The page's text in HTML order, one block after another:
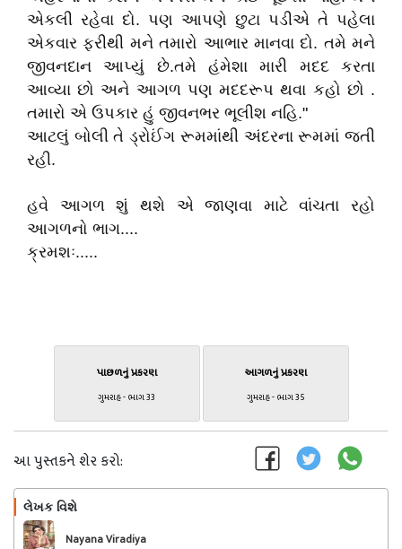
એકલી રહેવા દો. પણ આપણે છુટા પડીએ તે પહેલા
એકવાર ફરીથી મને તમારો આભાર માનવા દો. તમે મને
જીવનદાન આપ્યું છે.તમે હંમેશા મારી મદદ કરતા
આવ્યા છો અને આગળ પણ મદદરૂપ થવા કહો છો .
તમારો એ ઉપકાર હું જીવનભર ભૂલીશ નહિ."
આટલું બોલી તે ડ્રોઈંગ રૂમમાંથી અંદરના રૂમમાં જતી
રહી.
હવે આગળ શું થશે એ જાણવા માટે વાંચતા રહો
આગળનો ભાગ....
ક્રમશઃ.....
પાછળનું પ્રકરણ
ગુમરાહ - ભાગ 33
આગળનું પ્રકરણ
ગુમરાહ - ભાગ 35
આ પુસ્તકને શેર કરો:
લેખક વિશે
Nayana Viradiya